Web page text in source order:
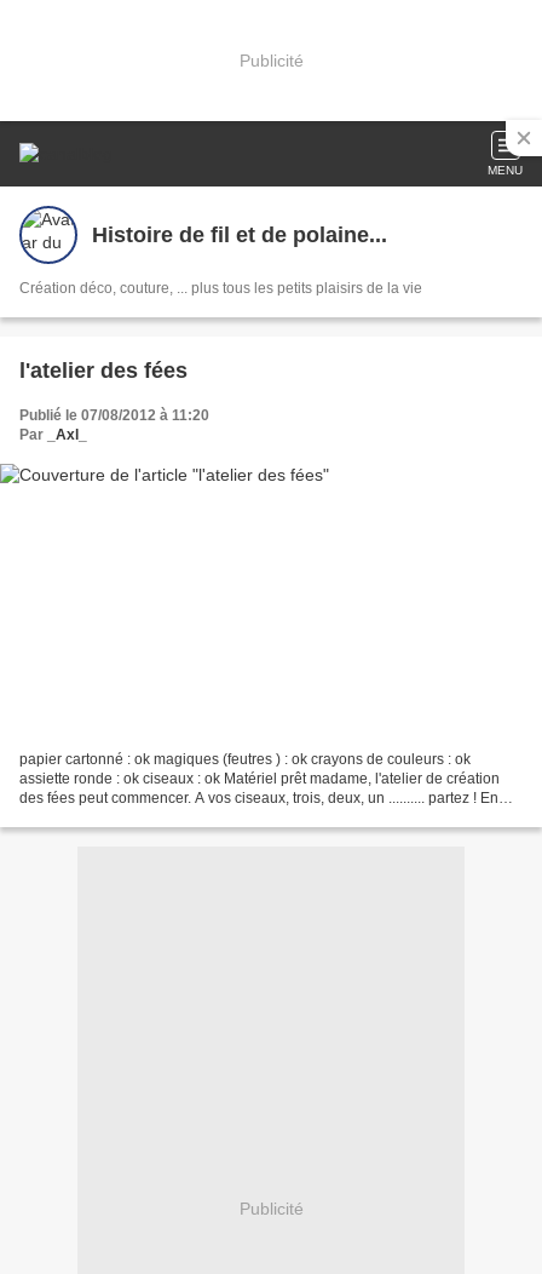
Publicité
MENU
Histoire de fil et de polaine...
Création déco, couture, ... plus tous les petits plaisirs de la vie
l'atelier des fées
Publié le 07/08/2012 à 11:20
Par
_Axl_
papier cartonné : ok magiques (feutres ) : ok crayons de couleurs : ok
assiette ronde : ok ciseaux : ok Matériel prêt madame, l'atelier de création
des fées peut commencer. A vos ciseaux, trois, deux, un .......... partez ! En
Publicité